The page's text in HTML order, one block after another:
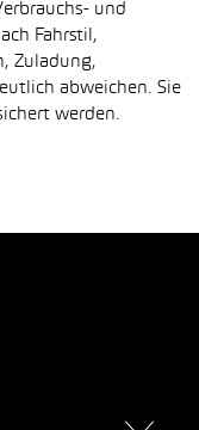
und
Fahrstil,
Zuladung,
abweichen. Sie
werden.